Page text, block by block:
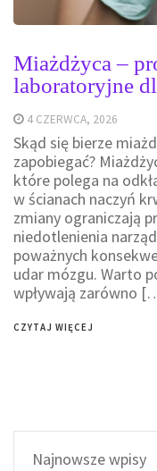
Miażdżyca –
laboratoryjne
4 CZERWCA, 2026
Skąd się bierze
zapobiegać?
które polega na
w ścianach naczyń
zmiany ograniczają
niedotlenienia
poważnych
udar mózgu. Warto
wpływają zarówno
CZYTAJ WIĘCEJ
Najnowsze wpisy